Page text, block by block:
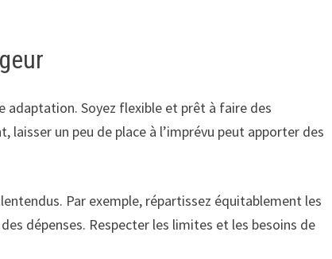
adaptation. Soyez flexible et prêt à faire des
un peu de place à l’imprévu peut apporter des
Par exemple, répartissez équitablement les
dépenses. Respecter les limites et les besoins de